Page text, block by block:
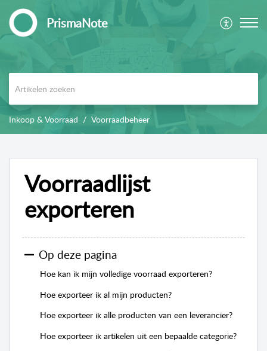
PrismaNote
Inkoop & Voorraad Voorraadbeheer
Voorraadlijst
exporteren
Op deze pagina
Hoe kan ik mijn volledige voorraad exporteren?
Hoe exporteer ik al mijn producten?
Hoe exporteer ik alle producten van een leverancier?
Hoe exporteer ik artikelen uit een bepaalde categorie?